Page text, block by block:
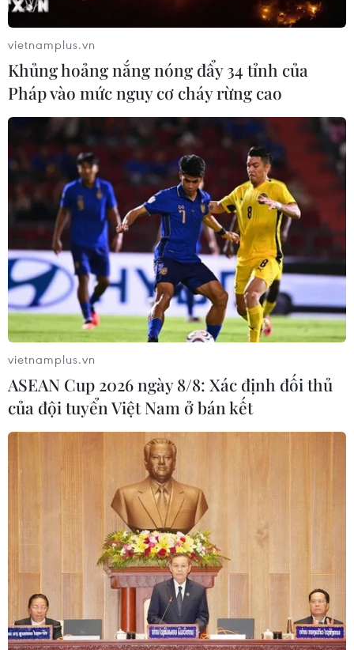
vietnamplus.vn
Khủng hoảng nắng nóng đẩy 34 tỉnh của
Pháp vào mức nguy cơ cháy rừng cao
vietnamplus.vn
ASEAN Cup 2026 ngày 8/8: Xác định đối thủ
của đội tuyển Việt Nam ở bán kết